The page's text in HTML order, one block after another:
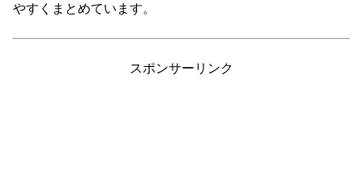
やすくまとめています。
スポンサーリンク